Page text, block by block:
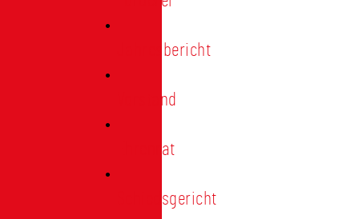
Jahresbericht
Vorstand
Ehrenrat
Schiedsgericht